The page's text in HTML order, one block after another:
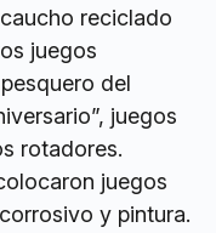
reciclado
juegos
del
juegos
rotadores.
juegos
y pintura.